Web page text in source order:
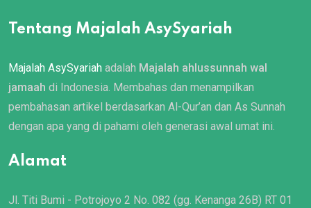
Tentang Majalah AsySyariah
Majalah AsySyariah adalah Majalah ahlussunnah wal
jamaah di Indonesia. Membahas dan menampilkan
pembahasan artikel berdasarkan Al-Qur’an dan As Sunnah
dengan apa yang di pahami oleh generasi awal umat ini.
Alamat
Jl. Titi Bumi - Potrojoyo 2 No. 082 (gg. Kenanga 26B) RT 01